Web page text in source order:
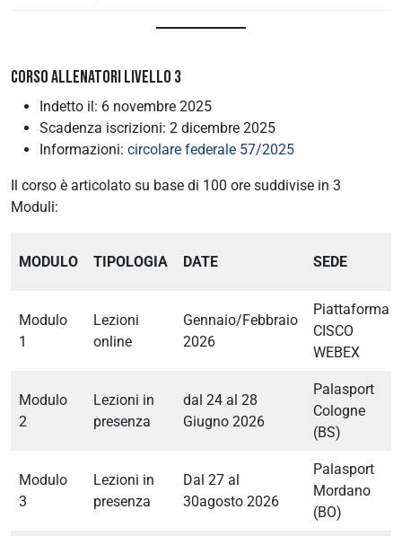
CORSO ALLENATORI LIVELLO 3
Indetto il: 6 novembre 2025
Scadenza iscrizioni: 2 dicembre 2025
Informazioni: circolare federale 57/2025
Il corso è articolato su base di 100 ore suddivise in 3
Moduli:
MODULO TIPOLOGIA DATE SEDE
Modulo
1
Lezioni
online
Gennaio/Febbraio
2026
Piattaforma
CISCO
WEBEX
Modulo
2
Lezioni in
presenza
dal 24 al 28
Giugno 2026
Palasport
Cologne
(BS)
Modulo
3
Lezioni in
presenza
Dal 27 al
30agosto 2026
Palasport
Mordano
(BO)